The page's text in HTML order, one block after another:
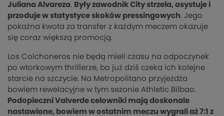
Juliana Alvareza. Były zawodnik City strzela, asystuje i
przoduje w statystyce skoków pressingowych. Jego
pokaźna kwota za transfer z każdym meczem okazuje
się coraz większą promocją.
Los Colchoneros nie będą mieli czasu na odpoczynek
po wtorkowym thrillerze, bo już dziś czeka ich kolejne
starcie na szczycie. Na Metropolitano przyjeżdża
bowiem rewelacyjne w tym sezonie Athletic Bilbao.
Podopieczni Valverde celowniki mają doskonale
nastawione, bowiem w ostatnim meczu wygrali aż 7:1 z